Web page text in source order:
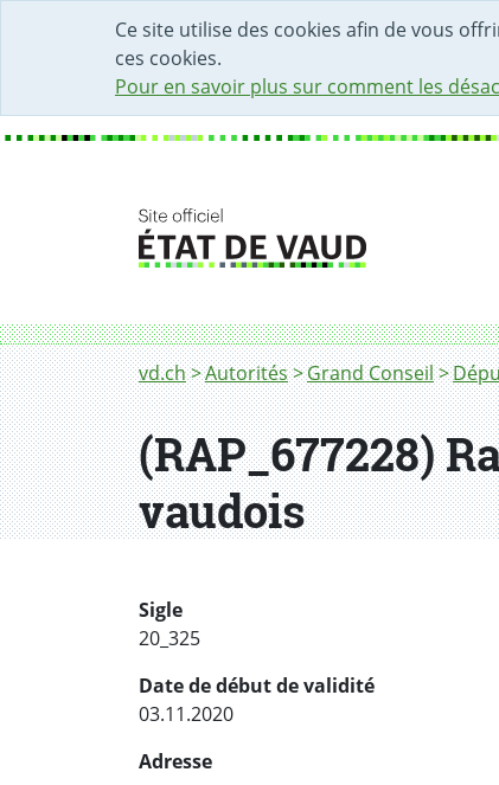
Ce site utilise des cookies afin de vous
ces cookies.
Pour en savoir plus sur comment les
DÉBUT DU CONTENU DE LA PAGE
ACCÈS AU CHAMP DE RECHERCHE
PAGE D'ACCUEIL
FORMULAIRE DE CONTACT
Fil d'Ariane
vd.ch Autorités Grand Conseil
(RAP_677228)
vaudois
Sigle
20_325
Date de début de validité
03.11.2020
Adresse